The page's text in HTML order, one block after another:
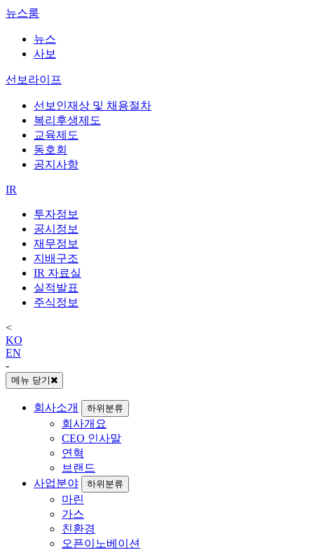
뉴스룸
뉴스
사보
선보라이프
선보인재상 및 채용절차
복리후생제도
교육제도
동호회
공지사항
IR
투자정보
공시정보
재무정보
지배구조
IR 자료실
실적발표
주식정보
<
KO
EN
-
메뉴 닫기
회사소개 하위분류
회사개요
CEO 인사말
연혁
브랜드
사업분야
하위분류
마린
가스
친환경
오픈이노베이션